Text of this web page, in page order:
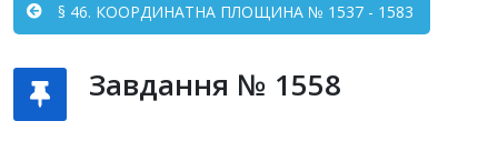
§ 46. КООРДИНАТНА ПЛОЩИНА № 1537 - 1583
Завдання № 1558